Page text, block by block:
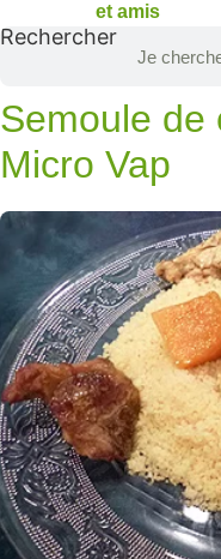
et amis
Rechercher
Semoule de
Micro Vap